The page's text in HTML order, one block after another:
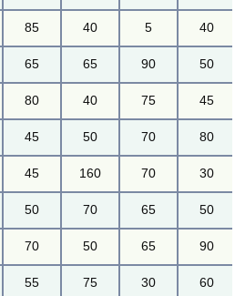
85 40 5 40
65 65 90 50
80 40 75 45
45 50 70 80
45 160 70 30
50 70 65 50
70 50 65 90
55 75 30 60